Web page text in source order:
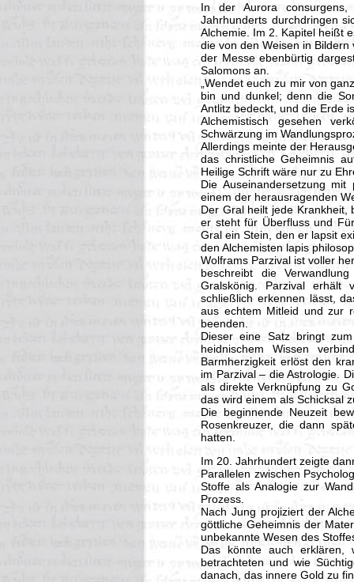
In der Aurora consurgens,
Jahrhunderts durchdringen
Alchemie. Im 2. Kapitel heißt
die von den Weisen in
der Messe ebenbürtig
Salomons an.
„Wendet euch zu mir von
bin und dunkel; denn die
Antlitz bedeckt, und die Erde
Alchemistisch gesehen
Schwärzung im
Allerdings meinte der
das christliche Geheimnis
Heilige Schrift wäre nur zu
Die Auseinandersetzung
einem der herausragenden
Der Gral heilt jede Krankheit,
er steht für Überfluss und
Gral ein Stein, den er lapsit
den Alchemisten lapis
Wolframs Parzival ist voller
beschreibt die
Gralskönig. Parzival erhält
schließlich erkennen lässt,
aus echtem Mitleid und zur
beenden.
Dieser eine Satz bringt
heidnischem Wissen
Barmherzigkeit erlöst den
im Parzival – die Astrologie.
als direkte Verknüpfung zu
das wird einem als Schicksal
Die beginnende Neuzeit
Rosenkreuzer, die dann
hatten.
Im 20. Jahrhundert zeigte
Parallelen zwischen
Stoffe als Analogie zur
Prozess.
Nach Jung projiziert der
göttliche Geheimnis der
unbekannte Wesen des
Das könnte auch erklären,
betrachteten und wie
danach, das innere Gold zu